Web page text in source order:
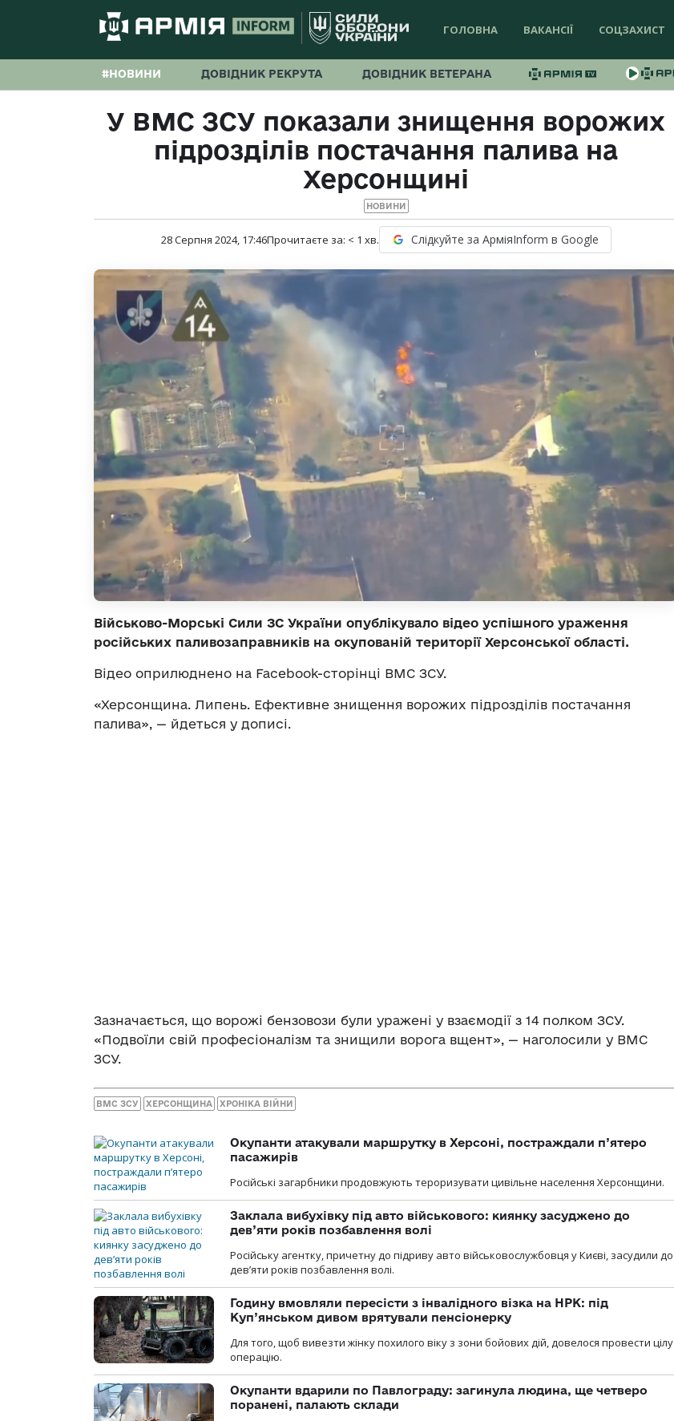
ГОЛОВНА ВАКАНСІЇ СОЦЗАХИСТ
#НОВИНИ ДОВІДНИК РЕКРУТА ДОВІДНИК ВЕТЕРАНА
У ВМС ЗСУ показали знищення ворожих
підрозділів постачання палива на
Херсонщині
НОВИНИ
28 Серпня 2024, 17:46Прочитаєте за: < 1 хв. Слідкуйте за АрміяInform в Google
Військово-Морські Сили ЗС України опублікувало відео успішного ураження
російських паливозаправників на окупованій території Херсонської області.
Відео оприлюднено на Facebook-сторінці ВМС ЗСУ.
«Херсонщина. Липень. Ефективне знищення ворожих підрозділів постачання
палива», — йдеться у дописі.
Зазначається, що ворожі бензовози були уражені у взаємодії з 14 полком ЗСУ.
«Подвоїли свій професіоналізм та знищили ворога вщент», — наголосили у ВМС
ЗСУ.
ВМС ЗСУ ХЕРСОНЩИНА ХРОНІКА ВІЙНИ
Окупанти атакували маршрутку в Херсоні, постраждали п’ятеро
пасажирів
Російські загарбники продовжують тероризувати цивільне населення Херсонщини.
Заклала вибухівку під авто військового: киянку засуджено до
дев’яти років позбавлення волі
Російську агентку, причетну до підриву авто військовослужбовця у Києві, засудили до
дев’яти років позбавлення волі.
Годину вмовляли пересісти з інвалідного візка на НРК: під
Куп’янськом дивом врятували пенсіонерку
Для того, щоб вивезти жінку похилого віку з зони бойових дій, довелося провести цілу
операцію.
Окупанти вдарили по Павлограду: загинула людина, ще четверо
поранені, палають склади